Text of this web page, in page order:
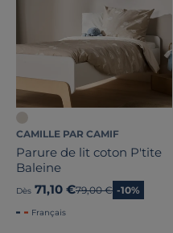
CAMILLE PAR CAMIF
Parure de lit coton P'tite
Baleine
Dès 71,10 €Ancien prix
79,00 € -10%
Français